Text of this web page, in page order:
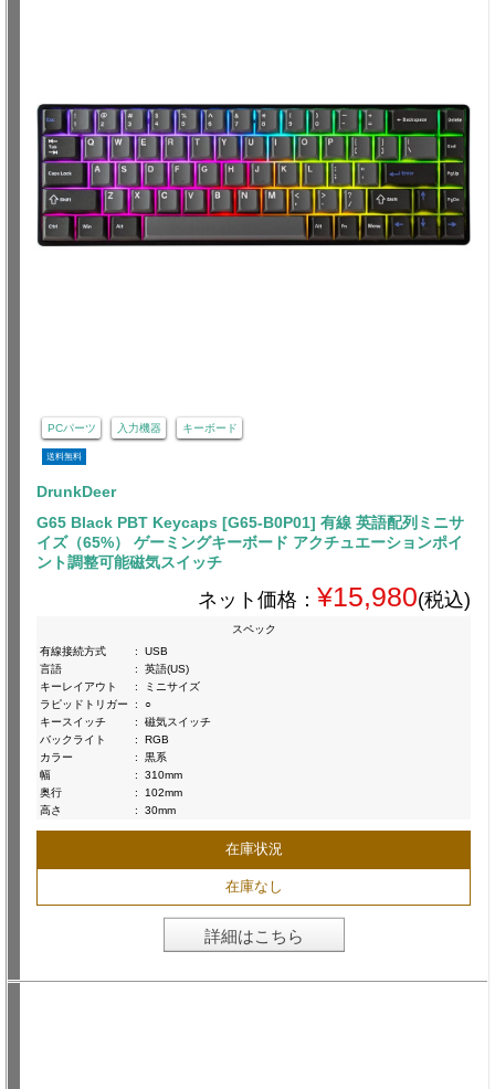
PCパーツ 入力機器 キーボード
送料無料
DrunkDeer
G65 Black PBT Keycaps [G65-B0P01] 有線 英語配列ミニサ
イズ（65%） ゲーミングキーボード アクチュエーションポイ
ント調整可能磁気スイッチ
ネット価格： ¥15,980(税込)
スペック
有線接続方式
:
USB
言語
:
英語(US)
キーレイアウト
:
ミニサイズ
ラピッドトリガー
:
○
キースイッチ
:
磁気スイッチ
バックライト
:
RGB
カラー
:
黒系
幅
:
310mm
奥行
:
102mm
高さ
: 30mm
在庫状況
在庫なし
詳細はこちら